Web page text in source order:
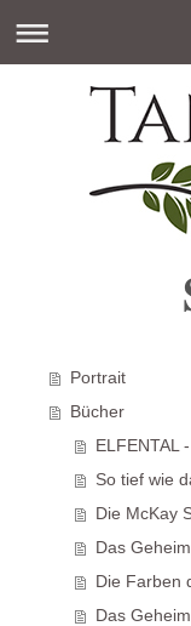
Portrait
Bücher
ELFENTAL
So tief wie
Die McKay
Das
Die Farben
Das